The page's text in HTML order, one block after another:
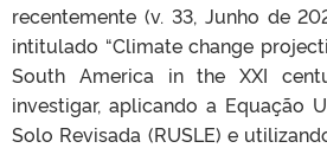
recentemente (v. 33, Junho de
intitulado “Climate change
South America in the XXI
investigar, aplicando a Equação
Solo Revisada (RUSLE) e